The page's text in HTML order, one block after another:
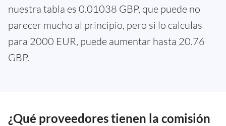
nuestra tabla es 0.01038 GBP, que puede no
parecer mucho al principio, pero si lo calculas
para 2000 EUR, puede aumentar hasta 20.76
GBP.
¿Qué proveedores tienen la comisión